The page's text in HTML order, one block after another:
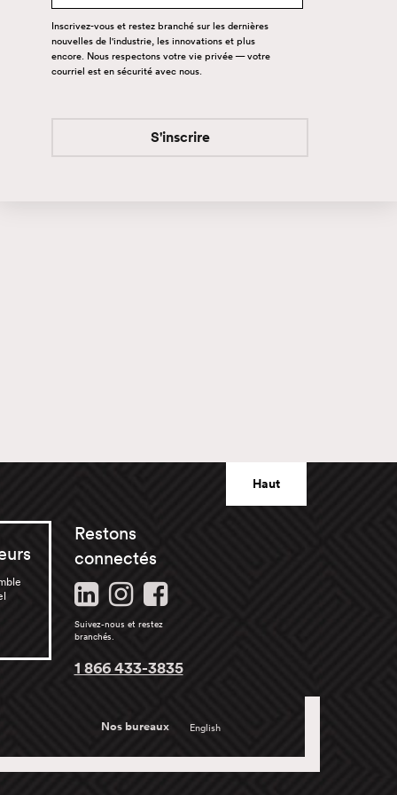
S'inscrire
Haut
Restons
connectés
Suivez-nous et restez
branchés.
1 866 433-3835
Nos bureaux English
Inscrivez-vous et restez branché sur les dernières
nouvelles de l'industrie, les innovations et plus
encore. Nous respectons votre vie privée — votre
courriel est en sécurité avec nous.
S'inscrire